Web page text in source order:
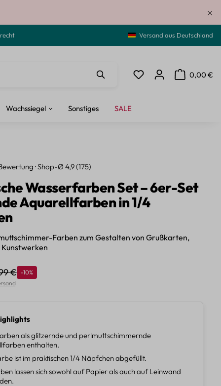
Versand aus Deutschland
Du hast 0 Produkte auf
0,00 €
Warenkorb
Wachssiegel Sonstiges SALE
· Shop-Ø 4,9 (175)
Wasserfarben Set – 6er-Set
Aquarellfarben in 1/4
Farben zum Gestalten von Grußkarten,
Preis:
€ Rabatt
-10%
als glitzernde und perlmuttschimmernde
enthalten.
ist im praktischen 1/4 Näpfchen abgefüllt.
lassen sich sowohl auf Papier als auch auf Leinwand